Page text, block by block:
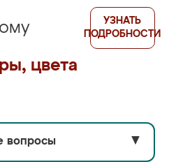
цвета
УЗНАТЬ
ПОДРОБНОСТИ
вопросы ▼